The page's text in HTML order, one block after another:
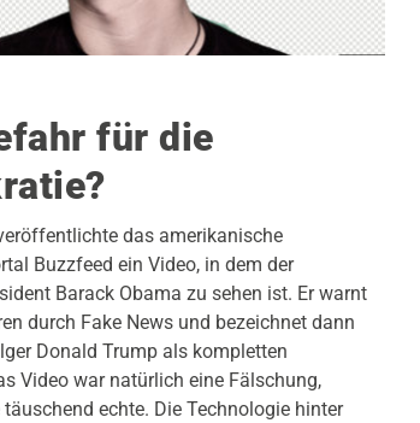
für die
das amerikanische
Buzzfeed ein Video, in dem der
Barack Obama zu sehen ist. Er warnt
durch Fake News und bezeichnet dann
Donald Trump als kompletten
Video war natürlich eine Fälschung,
echte. Die Technologie hinter